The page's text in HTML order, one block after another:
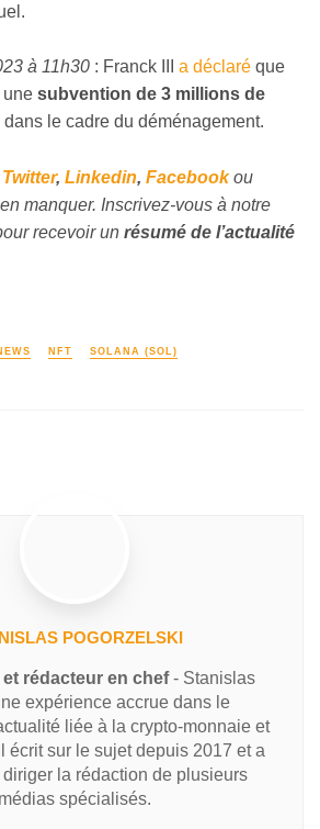
à 11h30 : Franck III a déclaré que
une subvention de 3 millions de
le cadre du déménagement.
Twitter, Linkedin, Facebookou
manquer. Inscrivez-vous à notre
recevoir un résumé de l’actualité
NFT SOLANA (SOL)
POGORZELSKI
rédacteur en chef- Stanislas
expérience accrue dans le
liée à la crypto-monnaie et
écrit sur le sujet depuis 2017 et a
la rédaction de plusieurs
médias spécialisés.